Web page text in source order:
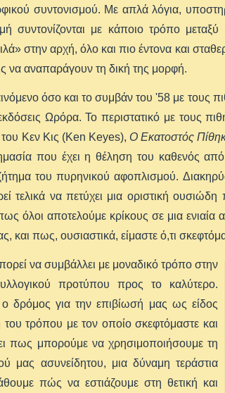
συντονισμού. Με απλά λόγια,
συντονίζονται με κάποιο τρόπο
στην αρχή, όλο και πιο έντονα και
να αναπαράγουν τη δική της μορφή.
όσο και το συμβάν του '58 με τους
Ωρόρα. Το περιστατικό με τους
του Κεν Κις (Κen Keyes), Ο Εκατοστός
που έχει η θέληση του καθενός
του πυρηνικού αφοπλισμού.
τελικά να πετύχει μια οριστική
πως όλοι αποτελούμε κρίκους σε μια
και πως, ουσιαστικά, είμαστε ό,τι
να συμβάλλει με μοναδικό τρόπο στην
προτύπου προς το καλύτερο.
δρόμος για την επιβίωσή μας ως είδος
του τρόπου με τον οποίο σκεφτόμαστε και
πως μπορούμε να χρησιμοποιήσουμε τη
μας ασυνείδητου, μια δύναμη τεράστια
πώς να εστιάζουμε στη θετική και